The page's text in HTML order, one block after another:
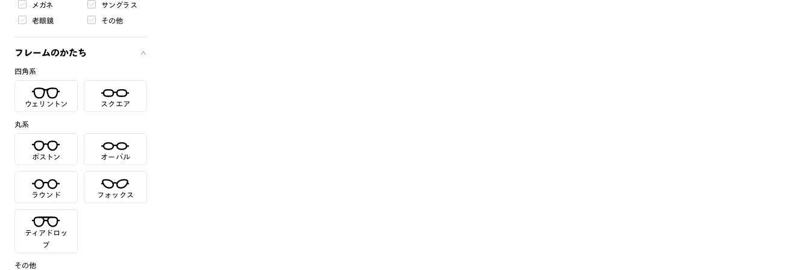
メガネ サングラス
老眼鏡 その他
フレームのかたち
四角系
ウェリントン スクエア
丸系
ボストン オーバル
ラウンド フォックス
ティアドロッ
プ
その他